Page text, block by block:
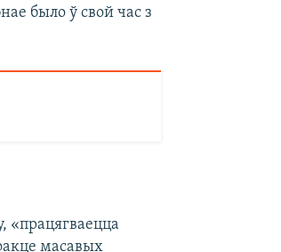
было ў свой час з
«працягваецца
масавых